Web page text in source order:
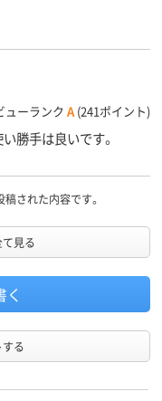
ューランク A (241ポイント)
勝手は良いです。
された内容です。
見る
る